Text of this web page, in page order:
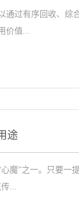
通过有序回收、综
价值...
途
魔”之一。只要一
...